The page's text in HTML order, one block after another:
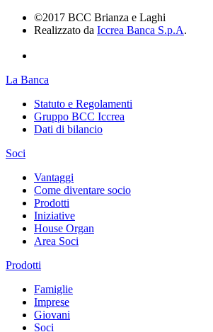
©2017 BCC Brianza e Laghi
Realizzato da Iccrea Banca S.p.A.
La Banca
Statuto e Regolamenti
Gruppo BCC Iccrea
Dati di bilancio
Soci
Vantaggi
Come diventare socio
Prodotti
Iniziative
House Organ
Area Soci
Prodotti
Famiglie
Imprese
Giovani
Soci